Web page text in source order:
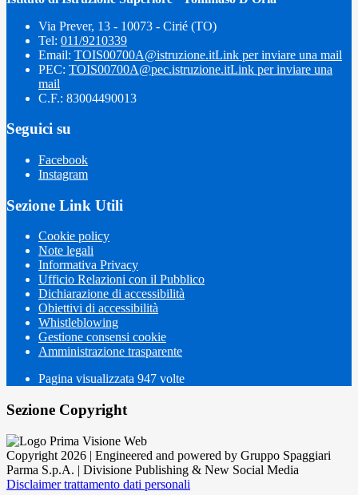
Via Prever, 13 - 10073 - Cirié (TO)
Tel: 011/9210339
Email: TOIS00700A@istruzione.itLink per inviare una mail
PEC: TOIS00700A@pec.istruzione.itLink per inviare una
mail
C.F.: 83004490013
Seguici su
Facebook
Instagram
Sezione Link Utili
Cookie policy
Note legali
Informativa Privacy
Ufficio Relazioni con il Pubblico
Dichiarazione di accessibilità
Obiettivi di accessibilità
Whistleblowing
Gestione consensi cookie
Amministrazione trasparente
Pagina visualizzata 947 volte
Sezione Copyright
Copyright 2026 | Engineered and powered by Gruppo Spaggiari
Parma S.p.A. | Divisione Publishing & New Social Media
Disclaimer trattamento dati personali